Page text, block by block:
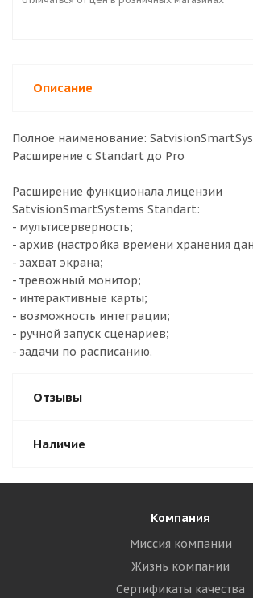
Описание
Полное наименование:
Расширение с Standart до Pro
Расширение функционала лицензии
SatvisionSmartSystems Standart:
- мультисерверность;
- архив (настройка времени хранения
- захват экрана;
- тревожный монитор;
- интерактивные карты;
- возможность интеграции;
- ручной запуск сценариев;
- задачи по расписанию.
Отзывы
Наличие
Компания
Миссия компании
Жизнь компании
Сертификаты качества